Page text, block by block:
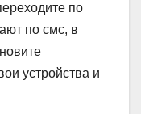
по
по смс, в
устройства и